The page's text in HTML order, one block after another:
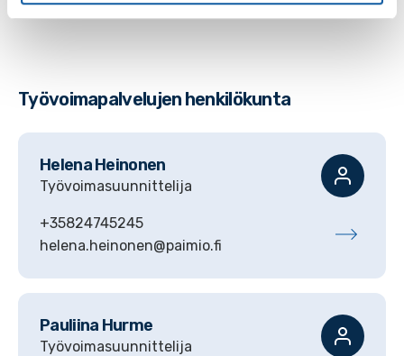
Työvoimapalvelujen henkilökunta
HelenaHeinonen
Työvoimasuunnittelija
+35824745245
helena.heinonen@paimio.fi
Pauliina Hurme
Työvoimasuunnittelija